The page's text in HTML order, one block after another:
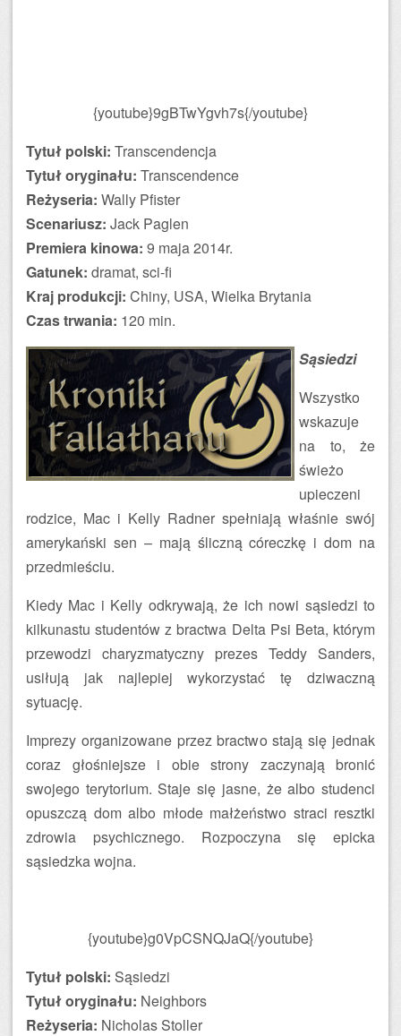
{youtube}9gBTwYgvh7s{/youtube}
Tytuł polski: Transcendencja
Tytuł oryginału: Transcendence
Reżyseria: Wally Pfister
Scenariusz: Jack Paglen
Premiera kinowa: 9 maja 2014r.
Gatunek: dramat, sci-fi
Kraj produkcji: Chiny, USA, Wielka Brytania
Czas trwania: 120 min.
Sąsiedzi
Wszystko
wskazuje
na to, że
świeżo
upieczeni
rodzice, Mac i Kelly Radner spełniają właśnie swój
amerykański sen – mają śliczną córeczkę i dom na
przedmieściu.
Kiedy Mac i Kelly odkrywają, że ich nowi sąsiedzi to
kilkunastu studentów z bractwa Delta Psi Beta, którym
przewodzi charyzmatyczny prezes Teddy Sanders,
usiłują jak najlepiej wykorzystać tę dziwaczną
sytuację.
Imprezy organizowane przez bractwo stają się jednak
coraz głośniejsze i obie strony zaczynają bronić
swojego terytorium. Staje się jasne, że albo studenci
opuszczą dom albo młode małżeństwo straci resztki
zdrowia psychicznego. Rozpoczyna się epicka
sąsiedzka wojna.
{youtube}g0VpCSNQJaQ{/youtube}
Tytuł polski: Sąsiedzi
Tytuł oryginału: Neighbors
Reżyseria: Nicholas Stoller